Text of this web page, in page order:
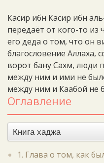
Касир ибн Касир ибн
передаёт от кого-то из
его деда о том, что он
благословение Аллаха,
ворот бану Сахм, люди
между ним и ими не
между ним и Каабой не
Оглавление
Книга хаджа
1. Глава о том, как